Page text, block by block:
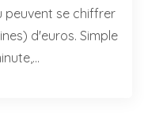
peuvent se chiffrer
d'euros. Simple